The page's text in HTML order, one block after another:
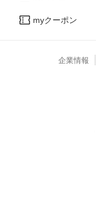
myクーポン
企業情報